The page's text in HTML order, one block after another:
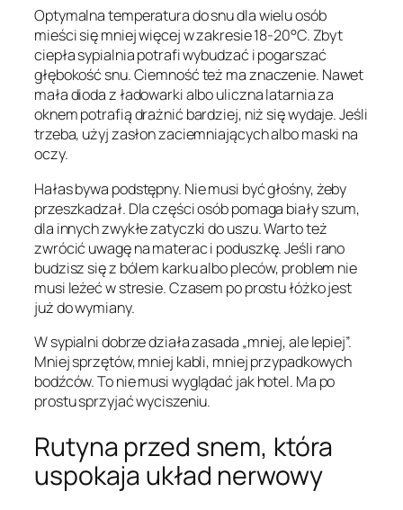
Optymalna temperatura do snu dla wielu osób
mieści się mniej więcej w zakresie 18-20°C. Zbyt
ciepła sypialnia potrafi wybudzać i pogarszać
głębokość snu. Ciemność też ma znaczenie. Nawet
mała dioda z ładowarki albo uliczna latarnia za
oknem potrafią drażnić bardziej, niż się wydaje. Jeśli
trzeba, użyj zasłon zaciemniających albo maski na
oczy.
Hałas bywa podstępny. Nie musi być głośny, żeby
przeszkadzał. Dla części osób pomaga biały szum,
dla innych zwykłe zatyczki do uszu. Warto też
zwrócić uwagę na materac i poduszkę. Jeśli rano
budzisz się z bólem karku albo pleców, problem nie
musi leżeć w stresie. Czasem po prostu łóżko jest
już do wymiany.
W sypialni dobrze działa zasada „mniej, ale lepiej”.
Mniej sprzętów, mniej kabli, mniej przypadkowych
bodźców. To nie musi wyglądać jak hotel. Ma po
prostu sprzyjać wyciszeniu.
Rutyna przed snem, która
uspokaja układ nerwowy